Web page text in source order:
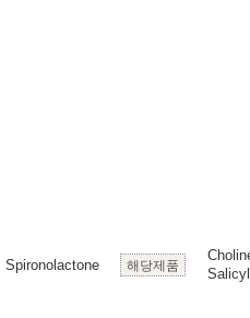
Spironolactone 해당제품